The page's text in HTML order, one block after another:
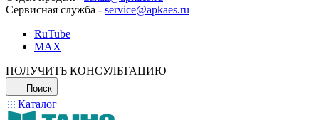
Сервисная служба - service@apkaes.ru
RuTube
MAX
ПОЛУЧИТЬ КОНСУЛЬТАЦИЮ
Поиск
Каталог